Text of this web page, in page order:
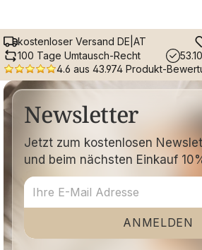
kostenloser Versand DE|AT
100 Tage Umtausch-Recht
4.6 aus 43.974 Produkt-
Newsletter
Jetzt zum kostenlosen
und beim nächsten Einkauf
ANMELDEN